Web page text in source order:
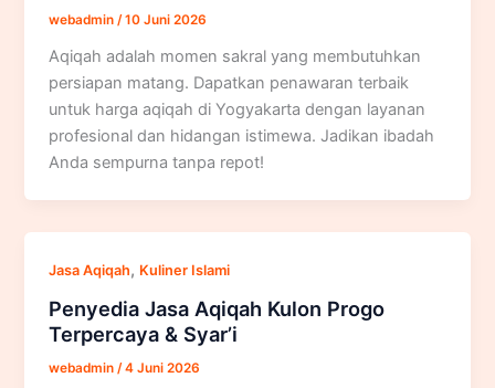
webadmin/10 Juni 2026
Aqiqah adalah momen sakral yang membutuhkan
persiapan matang. Dapatkan penawaran terbaik
untuk harga aqiqah di Yogyakarta dengan layanan
profesional dan hidangan istimewa. Jadikan ibadah
Anda sempurna tanpa repot!
Jasa Aqiqah, Kuliner Islami
Penyedia Jasa Aqiqah Kulon Progo
Terpercaya & Syar’i
webadmin /4 Juni 2026